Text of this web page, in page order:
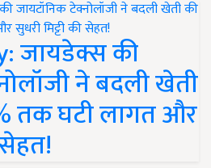
जायडेक्स की
ने बदली खेती
तक घटी लागत और